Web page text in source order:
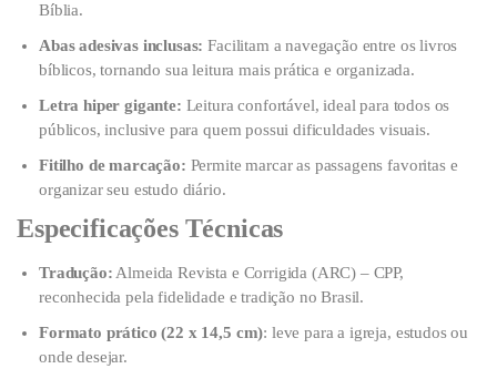
Bíblia.
Abas adesivas inclusas: Facilitam a navegação entre os livros
bíblicos, tornando sua leitura mais prática e organizada.
Letra hiper gigante: Leitura confortável, ideal para todos os
públicos, inclusive para quem possui dificuldades visuais.
Fitilho de marcação: Permite marcar as passagens favoritas e
organizar seu estudo diário.
Especificações Técnicas
Tradução: Almeida Revista e Corrigida (ARC) – CPP,
reconhecida pela fidelidade e tradição no Brasil.
Formato prático (22 x 14,5 cm): leve para a igreja, estudos ou
onde desejar.